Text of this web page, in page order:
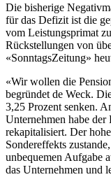
Die bisherige
für das Defizit ist die
vom Leistungsprimat
Rückstellungen von
«SonntagsZeitung»
«Wir wollen die
begründet de Weck.
3,25 Prozent senken.
Unternehmen habe der
rekapitalisiert. Der
Sondereffekts
unbequemen Aufgabe
das Unternehmen und